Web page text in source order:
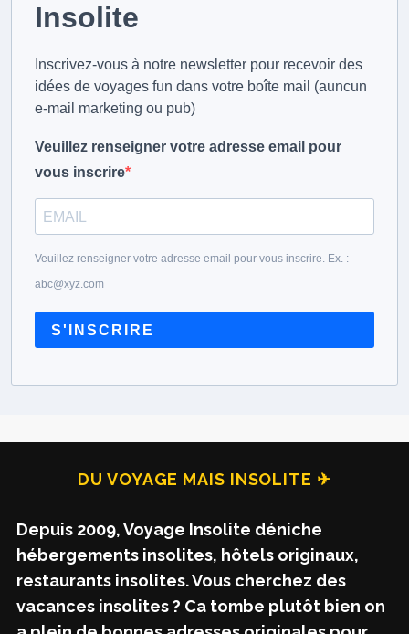
Insolite
Inscrivez-vous à notre newsletter pour recevoir des
idées de voyages fun dans votre boîte mail (auncun
e-mail marketing ou pub)
Veuillez renseigner votre adresse email pour
vous inscrire
Veuillez renseigner votre adresse email pour vous inscrire. Ex. :
abc@xyz.com
S'INSCRIRE
DU VOYAGE MAIS INSOLITE ✈
Depuis 2009, Voyage Insolite déniche
hébergements insolites, hôtels originaux,
restaurants insolites. Vous cherchez des
vacances insolites ? Ca tombe plutôt bien on